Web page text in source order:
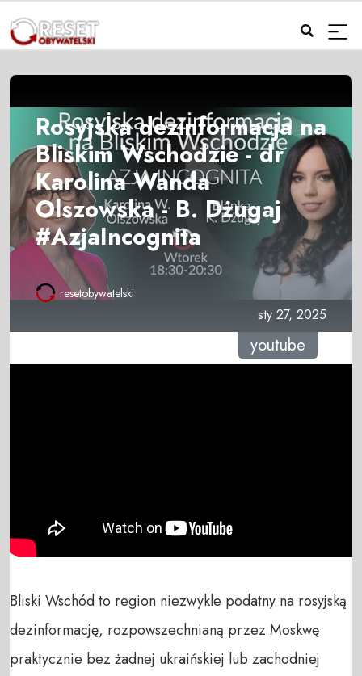
Rosyjska dezinformacja na
Bliskim Wschodzie - dr
Karolina Wanda
Olszowska - B. Dżugaj
#AzjaIncognita
resetobywatelski
sty 27, 2025
youtube
Bliski Wschód to region niezwykle podatny na rosyjską
dezinformację, rozpowszechnianą przez Moskwę
praktycznie bez żadnej ukraińskiej lub zachodniej